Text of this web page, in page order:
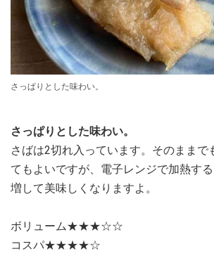
さっぱりとした味わい。
さっぱりとした味わい。
さばは2切れ入っています。そのままで
てもよいですが、電子レンジで加熱す
増して美味しくなりますよ。
ボリューム★★★☆☆
コスパ★★★★☆